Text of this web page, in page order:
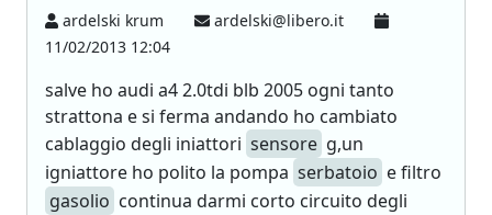
ardelski krum
ardelski@libero.it
11/02/2013 12:04
salve ho audi a4 2.0tdi blb 2005 ogni tanto
strattona e si ferma andando ho cambiato
cablaggio degli iniattori sensore g,un
igniattore ho polito la pompa serbatoio e filtro
gasolio continua darmi corto circuito degli